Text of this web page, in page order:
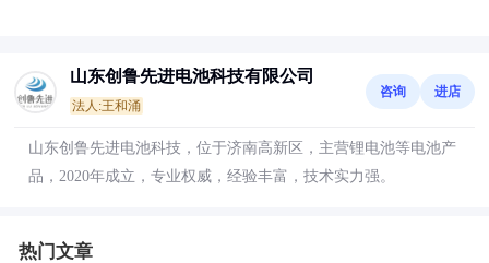
山东创鲁先进电池科技有限公司
法人:王和涌
咨询 进店
山东创鲁先进电池科技，位于济南高新区，主营锂电池等电池产
品，2020年成立，专业权威，经验丰富，技术实力强。
热门文章